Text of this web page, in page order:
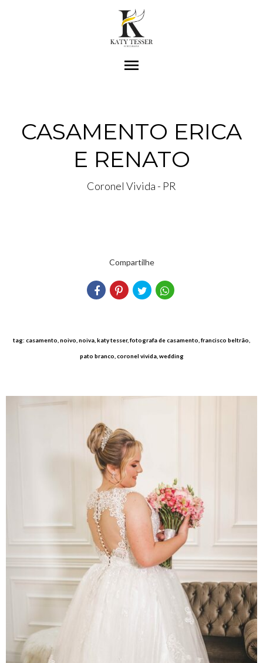
menu
CASAMENTO ERICA
E RENATO
Coronel Vivida - PR
Compartilhe
tag: casamento, noivo, noiva, katy tesser, fotografa de casamento, francisco beltrão,
pato branco, coronel vivida, wedding